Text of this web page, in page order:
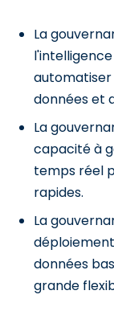
La
automatiser
données et
La
capacité à
temps réel
rapides.
La
données
grande